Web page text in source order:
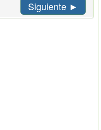
Siguiente ►